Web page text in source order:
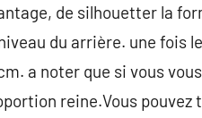
de silhouetter la
du arrière. une fois
a noter que si vous
reine.Vous